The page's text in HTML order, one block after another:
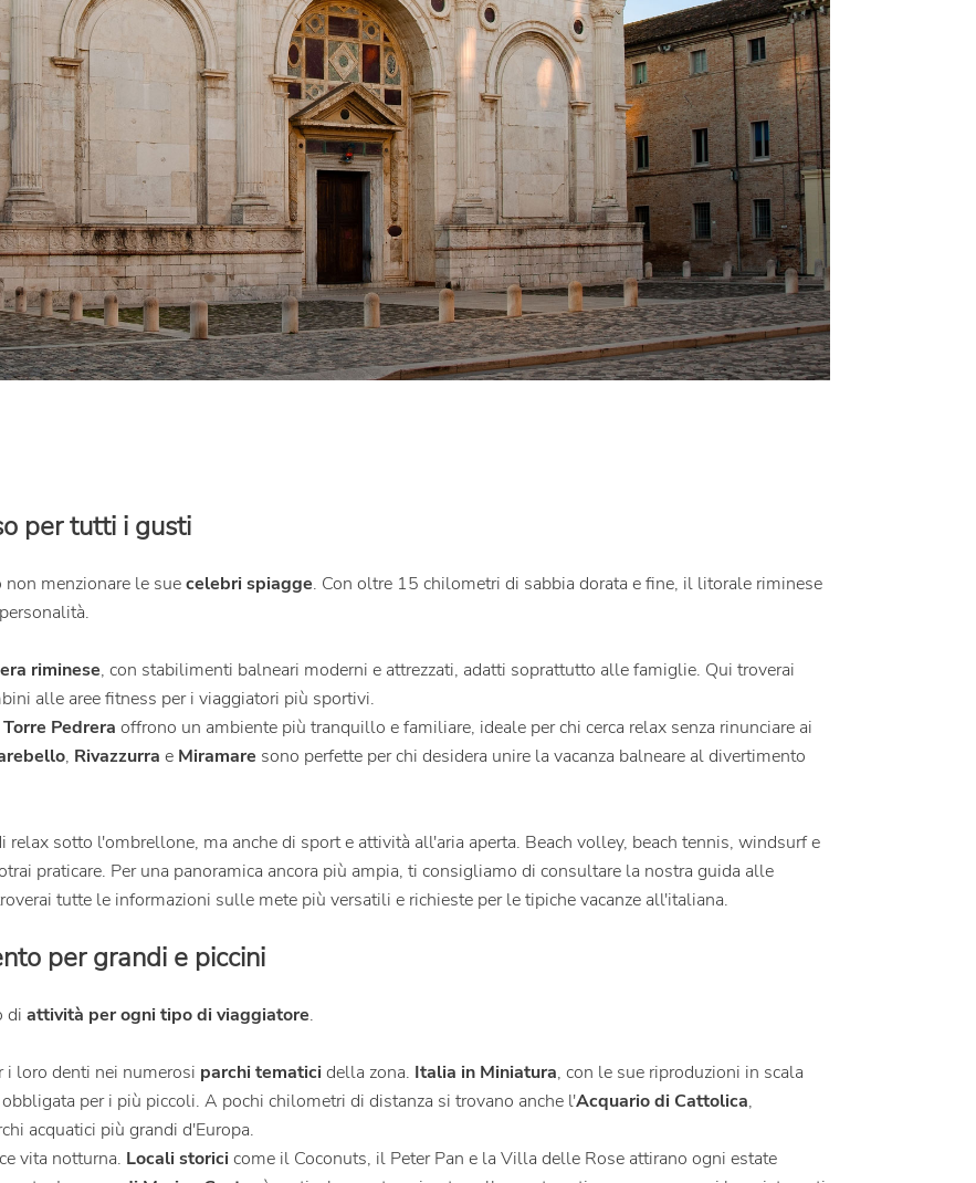
per tutti i gusti
menzionare le suecelebri spiagge. Con oltre 15 chilometri di sabbia dorata e fine, il litorale riminese
riminese, con stabilimenti balneari moderni e attrezzati, adatti soprattutto alle famiglie. Qui troverai
alle aree fitness per i viaggiatori più sportivi.
Torre Pedrera offrono un ambiente più tranquillo e familiare, ideale per chi cerca relax senza rinunciare ai
, Rivazzurra e Miramare sono perfette per chi desidera unire la vacanza balneare al divertimento
sotto l'ombrellone, ma anche di sport e attività all'aria aperta. Beach volley, beach tennis, windsurf e
praticare. Per una panoramica ancora più ampia, ti consigliamo di consultare la nostra guida alle
tutte le informazioni sulle mete più versatili e richieste per le tipiche vacanze all'italiana.
per grandi e piccini
di attività per ogni tipo di viaggiatore.
i loro denti nei numerosi parchi tematicidella zona. Italia in Miniatura, con le sue riproduzioni in scala
per i più piccoli. A pochi chilometri di distanza si trovano anche l'Acquario di Cattolica,
acquatici più grandi d'Europa.
vita notturna. Locali storicicome il Coconuts, il Peter Pan e la Villa delle Rose attirano ogni estate